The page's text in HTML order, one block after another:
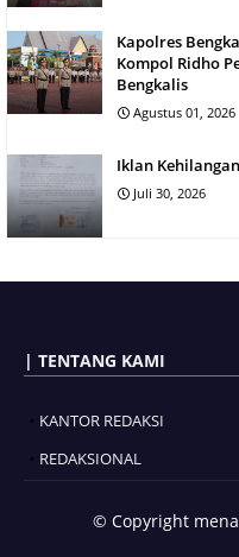
Kapolres
Kompol Ridho
Bengkalis
Agustus 01, 2026
Iklan
Juli 30, 2026
| TENTANG KAMI
KANTOR REDAKSI
REDAKSIONAL
© Copyright